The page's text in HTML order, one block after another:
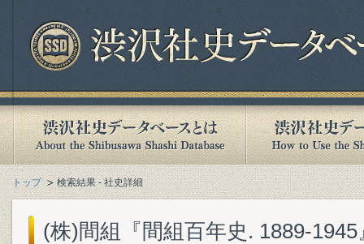
トップ 検索結果 - 社史詳細
(株)間組『間組百年史. 1889-1945